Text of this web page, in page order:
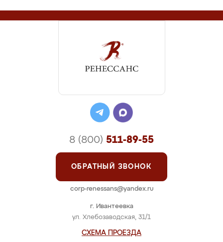
г. Ивантеевка
ул. Хлебозаводская, 31/1
СХЕМА ПРОЕЗДА
8 (800) 511-89-55
ОБРАТНЫЙ ЗВОНОК
corp-renessans@yandex.ru